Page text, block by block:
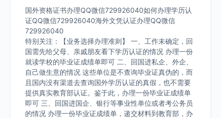
国外资格证书办理QQ微信729926040如何办理学历认
证QQ微信729926040海外文凭认证办理QQ微信
729926040
特别关注：【业务选择办理准则】 一、工作未确定，回
国需先给父母、亲戚朋友看下学历认证的情况 办理一份
就读学校的毕业证成绩单即可 二、回国进私企、外企、
自己做生意的情况 这些单位是不查询毕业证真伪的，而
且国内没有渠道去查询国外学历认证的真假，也不需要
提供真实教育部认证。鉴于此，办理一份毕业证成绩单
即可 三、回国进国企、银行等事业性单位或者考公务员
的情况 办理一份毕业证成绩单，递交材料到教育部，办